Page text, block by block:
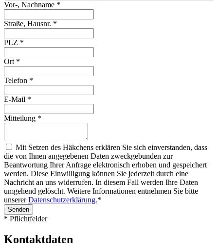
Vor-, Nachname *
Straße, Hausnr. *
PLZ *
Ort *
Telefon *
E-Mail *
Mitteilung *
Mit Setzen des Häkchens erklären Sie sich einverstanden, dass
die von Ihnen angegebenen Daten zweckgebunden zur
Beantwortung Ihrer Anfrage elektronisch erhoben und gespeichert
werden. Diese Einwilligung können Sie jederzeit durch eine
Nachricht an uns widerrufen. In diesem Fall werden Ihre Daten
umgehend gelöscht. Weitere Informationen entnehmen Sie bitte
unsererDatenschutzerklärung.*
Senden
* Pflichtfelder
Kontaktdaten